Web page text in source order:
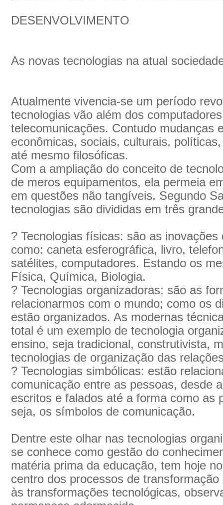
DESENVOLVIMENTO
As novas tecnologias na atual
Atualmente vivencia-se um período
tecnologias vão além dos
telecomunicações. Contudo mudanças
econômicas, sociais, culturais,
até mesmo filosóficas.
Com a ampliação do conceito de
de meros equipamentos, ela permeia
em questões não tangíveis. Segundo
tecnologias são divididas em três
? Tecnologias físicas: são as
como: caneta esferográfica, livro,
satélites, computadores. Estando os
Física, Química, Biologia.
? Tecnologias organizadoras: são as
relacionarmos com o mundo; como os
estão organizados. As modernas
total é um exemplo de tecnologia
ensino, seja tradicional, construtivista,
tecnologias de organização das
? Tecnologias simbólicas: estão
comunicação entre as pessoas, desde
escritos e falados até a forma como as
seja, os símbolos de comunicação.
Dentre este olhar nas tecnologias
se conhece como gestão do
matéria prima da educação, tem hoje
centro dos processos de
às transformações tecnológicas,